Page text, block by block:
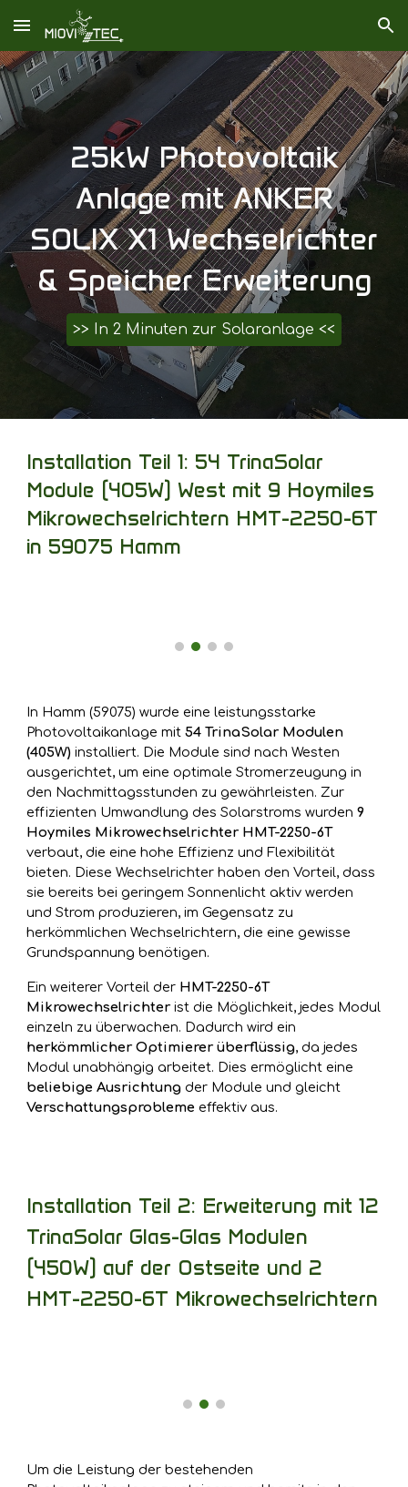
Skip to main content Skip to navigation
25kW Photovoltaik
Anlage mit ANKER
SOLIX X1 Wechselrichter
& Speicher Erweiterung
>> In 2 Minuten zur Solaranlage <<
Installation Teil 1: 54 TrinaSolar
Module (405W) West mit 9 Hoymiles
Mikrowechselrichtern HMT-2250-6T
in 59075 Hamm
In Hamm (59075) wurde eine leistungsstarke
Photovoltaikanlage mit54 TrinaSolar Modulen
(405W) installiert. Die Module sind nach Westen
ausgerichtet, um eine optimale Stromerzeugung in
den Nachmittagsstunden zu gewährleisten. Zur
effizienten Umwandlung des Solarstroms wurden9
Hoymiles Mikrowechselrichter HMT-2250-6T
verbaut, die eine hohe Effizienz und Flexibilität
bieten. Diese Wechselrichter haben den Vorteil, dass
sie bereits bei geringem Sonnenlicht aktiv werden
und Strom produzieren, im Gegensatz zu
herkömmlichen Wechselrichtern, die eine gewisse
Grundspannung benötigen.
Ein weiterer Vorteil der HMT-2250-6T
Mikrowechselrichterist die Möglichkeit, jedes Modul
einzeln zu überwachen. Dadurch wird ein
herkömmlicher Optimierer überflüssig, da jedes
Modul unabhängig arbeitet. Dies ermöglicht eine
beliebige Ausrichtung der Module und gleicht
Verschattungsprobleme effektiv aus.
Installation Teil 2: Erweiterung mit 12
TrinaSolar Glas-Glas Modulen
(450W) auf der Ostseite und 2
HMT-2250-6T Mikrowechselrichtern
Um die Leistung der bestehenden